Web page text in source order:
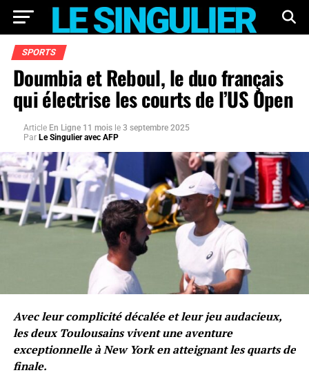
SPORTS
Doumbia et Reboul, le duo français
qui électrise les courts de l’US Open
Article En Ligne 11 mois le 3 septembre 2025
Par Le Singulier avec AFP
Avec leur complicité décalée et leur jeu audacieux,
les deux Toulousains vivent une aventure
exceptionnelle à New York en atteignant les quarts de
finale.